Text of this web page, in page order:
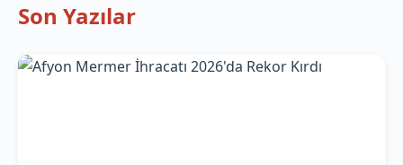
Son Yazılar